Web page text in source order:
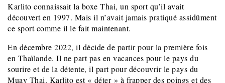
Karlito connaissait la boxe Thai, un sport qu’il avait
découvert en 1997. Mais il n’avait jamais pratiqué assidûment
ce sport comme il le fait maintenant.
En décembre 2022, il décide de partir pour la première fois
en Thaïlande. Il ne part pas en vacances pour le pays du
sourire et de la détente, il part pour découvrir le pays du
Muay Thai. Karlito est « déter » à frapper des poings et des